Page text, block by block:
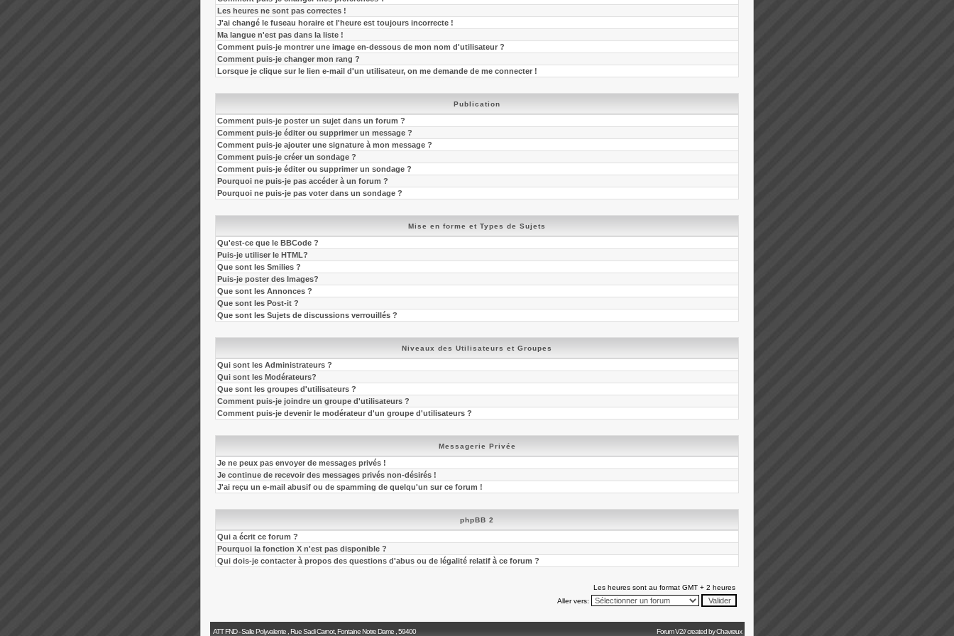
Les heures ne sont pas correctes !
J'ai changé le fuseau horaire et l'heure est toujours incorrecte !
Ma langue n'est pas dans la liste !
Comment puis-je montrer une image en-dessous de mon nom d'utilisateur ?
Comment puis-je changer mon rang ?
Lorsque je clique sur le lien e-mail d'un utilisateur, on me demande de me connecter !
Publication
Comment puis-je poster un sujet dans un forum ?
Comment puis-je éditer ou supprimer un message ?
Comment puis-je ajouter une signature à mon message ?
Comment puis-je créer un sondage ?
Comment puis-je éditer ou supprimer un sondage ?
Pourquoi ne puis-je pas accéder à un forum ?
Pourquoi ne puis-je pas voter dans un sondage ?
Mise en forme et Types de Sujets
Qu'est-ce que le BBCode ?
Puis-je utiliser le HTML?
Que sont les Smilies ?
Puis-je poster des Images?
Que sont les Annonces ?
Que sont les Post-it ?
Que sont les Sujets de discussions verrouillés ?
Niveaux des Utilisateurs et Groupes
Qui sont les Administrateurs ?
Qui sont les Modérateurs?
Que sont les groupes d'utilisateurs ?
Comment puis-je joindre un groupe d'utilisateurs ?
Comment puis-je devenir le modérateur d'un groupe d'utilisateurs ?
Messagerie Privée
Je ne peux pas envoyer de messages privés !
Je continue de recevoir des messages privés non-désirés !
J'ai reçu un e-mail abusif ou de spamming de quelqu'un sur ce forum !
phpBB 2
Qui a écrit ce forum ?
Pourquoi la fonction X n'est pas disponible ?
Qui dois-je contacter à propos des questions d'abus ou de légalité relatif à ce forum ?
Les heures sont au format GMT + 2 heures
Aller vers:
ATT FND - Salle Polyvalente , Rue Sadi Carnot, Fontaine Notre Dame , 59400 Forum V2// created by Chavrøux